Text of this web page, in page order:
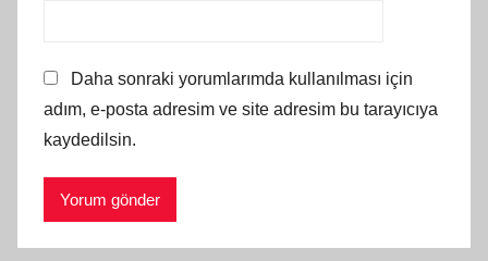
Daha sonraki yorumlarımda kullanılması için
adım, e-posta adresim ve site adresim bu tarayıcıya
kaydedilsin.